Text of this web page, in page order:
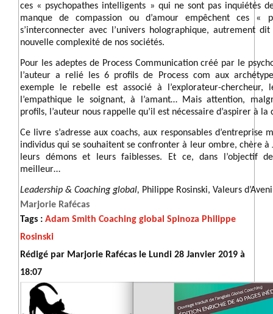
ces « psychopathes intelligents » qui ne sont pas inquiétés
manque de compassion ou d’amour empêchent ces «
s’interconnecter avec l’univers holographique, autrement
nouvelle complexité de nos sociétés.
Pour les adeptes de Process Communication créé par le
l’auteur a relié les 6 profils de Process com aux
exemple le rebelle est associé à l’explorateur-chercheur,
l’empathique le soignant, à l’amant… Mais attention,
profils, l’auteur nous rappelle qu’il est nécessaire d’aspirer à
Ce livre s’adresse aux coachs, aux responsables d’entreprise
individus qui se souhaitent se confronter à leur ombre, chère à
leurs démons et leurs faiblesses. Et ce, dans l’objectif
meilleur…
Leadership & Coaching global, Philippe Rosinski, Valeurs
Marjorie Rafécas
Tags : Adam Smith Coaching global Spinoza Philippe
Rosinski
Rédigé par Marjorie Rafécas le Lundi 28 Janvier 2019 à
18:07